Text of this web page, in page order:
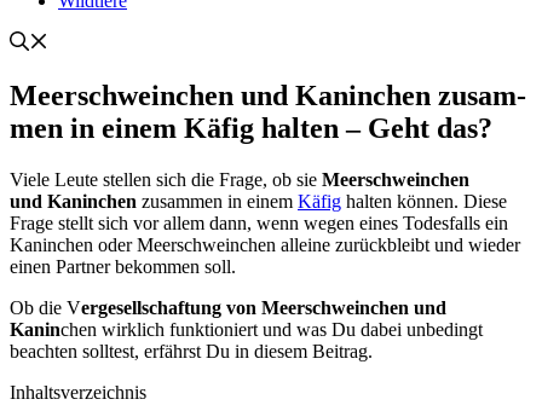
Meer­schwein­chen und Kanin­chen zusam­
men in einem Käfig hal­ten – Geht das?
Vie­le Leu­te stel­len sich die Fra­ge, ob sie Meer­schwein­chen
und Kanin­chen zusam­men in einem Käfig hal­ten kön­nen. Die­se
Fra­ge stellt sich vor allem dann, wenn wegen eines Todes­falls ein
Kanin­chen oder Meer­schwein­chen allei­ne zurück­bleibt und wie­der
einen Part­ner bekom­men soll.
Ob die Verge­sell­schaf­tung von Meer­schwein­chen und
Kaninchen wirk­lich funk­tio­niert und was Du dabei unbe­dingt
beach­ten soll­test, erfährst Du in die­sem Bei­trag.
Inhalts­ver­zeich­nis